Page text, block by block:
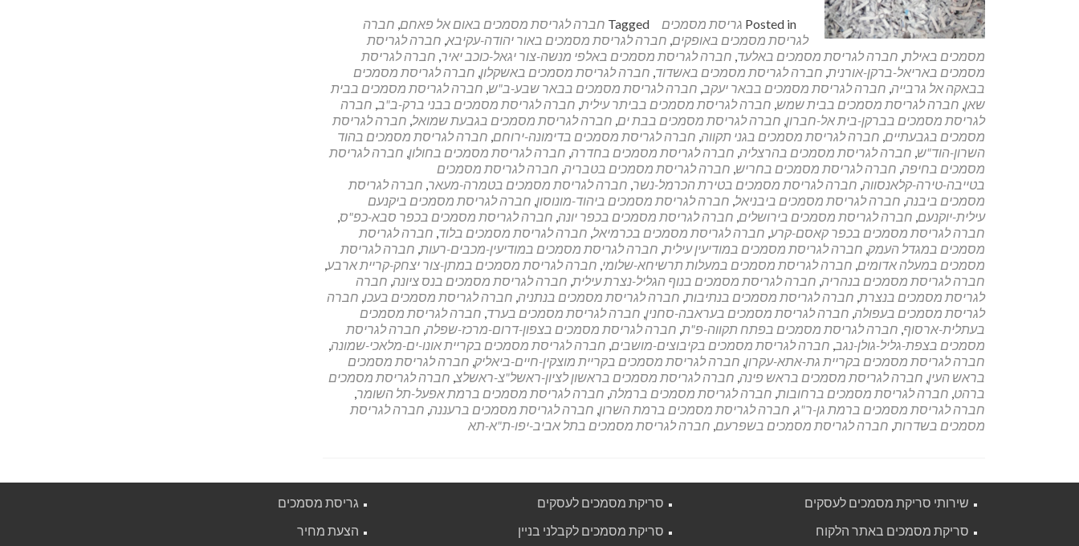
about
מסמכים
לעסקים
ולפרטיים
בתל
אביב
Posted in גריסת מסמכים Tagged חברה לגריסת מסמכים באום אל פאחם, חברה
לגריסת מסמכים באופקים, חברה לגריסת מסמכים באור יהודה-עקיבא, חברה לגריסת
מסמכים באילת, חברה לגריסת מסמכים באלעד, חברה לגריסת מסמכים באלפי מנשה-צור יגאל-כוכב יאיר, חברה לגריסת
מסמכים באריאל-ברקן-אורנית, חברה לגריסת מסמכים באשדוד, חברה לגריסת מסמכים באשקלון, חברה לגריסת מסמכים
בבאקה אל גרבייה, חברה לגריסת מסמכים בבאר יעקב, חברה לגריסת מסמכים בבאר שבע-ב"ש, חברה לגריסת מסמכים בבית
שאן, חברה לגריסת מסמכים בבית שמש, חברה לגריסת מסמכים בביתר עילית, חברה לגריסת מסמכים בבני ברק-ב"ב, חברה
לגריסת מסמכים בברקן-בית אל-חברון, חברה לגריסת מסמכים בבת ים, חברה לגריסת מסמכים בגבעת שמואל, חברה לגריסת
מסמכים בגבעתיים, חברה לגריסת מסמכים בגני תקווה, חברה לגריסת מסמכים בדימונה-ירוחם, חברה לגריסת מסמכים בהוד
השרון-הוד"ש, חברה לגריסת מסמכים בהרצליה, חברה לגריסת מסמכים בחדרה, חברה לגריסת מסמכים בחולון, חברה לגריסת
מסמכים בחיפה, חברה לגריסת מסמכים בחריש, חברה לגריסת מסמכים בטבריה, חברה לגריסת מסמכים
בטייבה-טירה-קלאנסווה, חברה לגריסת מסמכים בטירת הכרמל-נשר, חברה לגריסת מסמכים בטמרה-מעאר, חברה לגריסת
מסמכים ביבנה, חברה לגריסת מסמכים ביבניאל, חברה לגריסת מסמכים ביהוד-מונוסון, חברה לגריסת מסמכים ביקנעם
עילית-יוקנעם, חברה לגריסת מסמכים בירושלים, חברה לגריסת מסמכים בכפר יונה, חברה לגריסת מסמכים בכפר סבא-כפ"ס,
חברה לגריסת מסמכים בכפר קאסם-קרע, חברה לגריסת מסמכים בכרמיאל, חברה לגריסת מסמכים בלוד, חברה לגריסת
מסמכים במגדל העמק, חברה לגריסת מסמכים במודיעין עילית, חברה לגריסת מסמכים במודיעין-מכבים-רעות, חברה לגריסת
מסמכים במעלה אדומים, חברה לגריסת מסמכים במעלות תרשיחא-שלומי, חברה לגריסת מסמכים במתן-צור יצחק-קריית ארבע,
חברה לגריסת מסמכים בנהריה, חברה לגריסת מסמכים בנוף הגליל-נצרת עילית, חברה לגריסת מסמכים בנס ציונה, חברה
לגריסת מסמכים בנצרת, חברה לגריסת מסמכים בנתיבות, חברה לגריסת מסמכים בנתניה, חברה לגריסת מסמכים בעכו, חברה
לגריסת מסמכים בעפולה, חברה לגריסת מסמכים בעראבה-סחנין, חברה לגריסת מסמכים בערד, חברה לגריסת מסמכים
בעתלית-ארסוף, חברה לגריסת מסמכים בפתח תקווה-פ"ת, חברה לגריסת מסמכים בצפון-דרום-מרכז-שפלה, חברה לגריסת
מסמכים בצפת-גליל-גולן-נגב, חברה לגריסת מסמכים בקיבוצים-מושבים, חברה לגריסת מסמכים בקריית אונו-ים-מלאכי-שמונה,
חברה לגריסת מסמכים בקריית גת-אתא-עקרון, חברה לגריסת מסמכים בקריית מוצקין-חיים-ביאליק, חברה לגריסת מסמכים
בראש העין, חברה לגריסת מסמכים בראש פינה, חברה לגריסת מסמכים בראשון לציון-ראשל"צ-ראשלצ, חברה לגריסת מסמכים
ברהט, חברה לגריסת מסמכים ברחובות, חברה לגריסת מסמכים ברמלה, חברה לגריסת מסמכים ברמת אפעל-תל השומר,
חברה לגריסת מסמכים ברמת גן-ר"ג, חברה לגריסת מסמכים ברמת השרון, חברה לגריסת מסמכים ברעננה, חברה לגריסת
מסמכים בשדרות, חברה לגריסת מסמכים בשפרעם, חברה לגריסת מסמכים בתל אביב-יפו-ת"א-תא
שירותי סריקת מסמכים לעסקים
סריקת מסמכים באתר הלקוח
סריקת מסמכים לעסקים
סריקת מסמכים לקבלני בניין
גריסת מסמכים
הצעת מחיר